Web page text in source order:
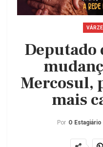
Deputado
Mercosul,
mais
Por O Estagiário